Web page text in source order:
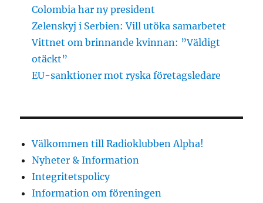
Colombia har ny president
Zelenskyj i Serbien: Vill utöka samarbetet
Vittnet om brinnande kvinnan: ”Väldigt
otäckt”
EU-sanktioner mot ryska företagsledare
Välkommen till Radioklubben Alpha!
Nyheter & Information
Integritetspolicy
Information om föreningen